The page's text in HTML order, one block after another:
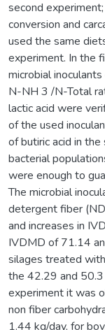
second
conversion and
used the same
experiment. In the
microbial
N-NH 3 /N-Total
lactic acid were
of the used
of butiric acid in the
bacterial
were enough to
The microbial
detergent fiber
and increases in
IVDMD of 71.14
silages treated
the 42.29 and 50.3
experiment it was
non fiber
1.44 kg/day, for